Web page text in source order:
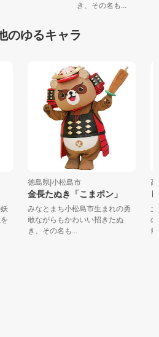
き、その名も...
のゆるキャラ
徳島県|小松島市
金長たぬき「こまポン」
みなとまち小松島市生まれの勇
敢ながらもかわいい招きたぬ
き、その名も...
高
し
土
の
裔